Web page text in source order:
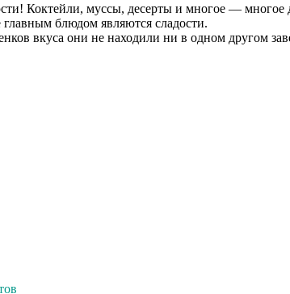
Коктейли, муссы, десерты и многое —
блюдом являются сладости.
вкуса они не находили ни в одном другом